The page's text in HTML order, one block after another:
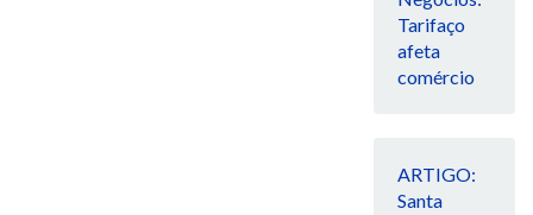
Tarifaço
afeta
comércio
ARTIGO:
Santa